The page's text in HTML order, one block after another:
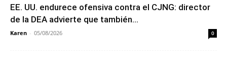
EE. UU. endurece ofensiva contra el CJNG: director
de la DEA advierte que también...
Karen - 05/08/2026 0